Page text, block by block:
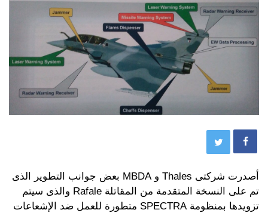
أصدرت شركتى
Thales و MBDA بعض جوانب التطوير الذى
تم على النسخة المتقدمة من المقاتلة Rafale والذى سيتم
تزويدها بمنظومة SPECTRA متطورة للعمل ضد الإشعاعات